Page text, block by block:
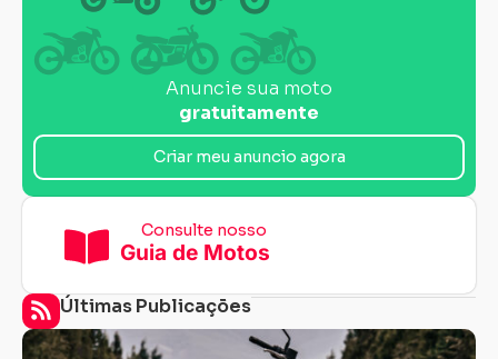
Anuncie sua moto
gratuitamente
Criar meu anuncio agora
Consulte nosso
Guia de Motos
Últimas Publicações